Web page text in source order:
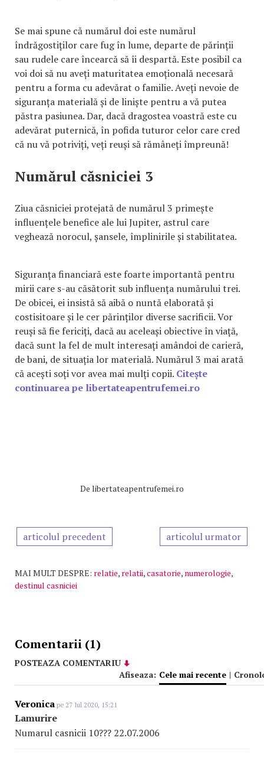
Se mai spune că numărul doi este numărul
îndrăgostiților care fug în lume, departe de părinții
sau rudele care încearcă să îi despartă. Este posibil ca
voi doi să nu aveți maturitatea emoțională necesară
pentru a forma cu adevărat o familie. Aveți nevoie de
siguranța materială și de liniște pentru a vă putea
păstra pasiunea. Dar, dacă dragostea voastră este cu
adevărat puternică, în pofida tuturor celor care cred
că nu vă potriviți, veți reuși să rămâneți împreună!
Numărul căsniciei 3
Ziua căsniciei protejată de numărul 3 primește
influențele benefice ale lui Jupiter, astrul care
veghează norocul, șansele, împlinirile și stabilitatea.
Siguranța financiară este foarte importantă pentru
mirii care s-au căsătorit sub influența numărului trei.
De obicei, ei insistă să aibă o nuntă elaborată și
costisitoare și le cer părinților diverse sacrificii. Vor
reuși să fie fericiți, dacă au aceleași obiective în viață,
dacă sunt la fel de mult interesați amândoi de carieră,
de bani, de situația lor materială. Numărul 3 mai arată
că acești soți vor avea mai mulți copii. Citește
continuarea pe libertateapentrufemei.ro
De libertateapentrufemei.ro
articolul precedent articolul urmator
MAI MULT DESPRE: relatie, relatii,casatorie, numerologie,
destinul casniciei
Comentarii (1)
POSTEAZA COMENTARIU
Afiseaza: Cele mai recente |
Veronica pe 27 Iul 2020, 15:21
Lamurire
Numarul casnicii 10??? 22.07.2006